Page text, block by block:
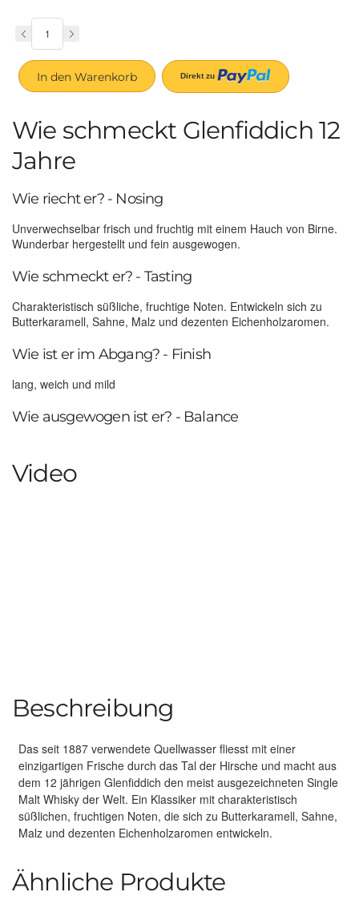
In den Warenkorb
Wie schmeckt Glenfiddich 12
Jahre
Wie riecht er? - Nosing
Unverwechselbar frisch und fruchtig mit einem Hauch von Birne.
Wunderbar hergestellt und fein ausgewogen.
Wie schmeckt er? - Tasting
Charakteristisch süßliche, fruchtige Noten. Entwickeln sich zu
Butterkaramell, Sahne, Malz und dezenten Eichenholzaromen.
Wie ist er im Abgang? - Finish
lang, weich und mild
Wie ausgewogen ist er? - Balance
Video
Beschreibung
Das seit 1887 verwendete Quellwasser fliesst mit einer
einzigartigen Frische durch das Tal der Hirsche und macht aus
dem 12 jährigen Glenfiddich den meist ausgezeichneten Single
Malt Whisky der Welt. Ein Klassiker mit charakteristisch
süßlichen, fruchtigen Noten, die sich zu Butterkaramell, Sahne,
Malz und dezenten Eichenholzaromen entwickeln.
Ähnliche Produkte